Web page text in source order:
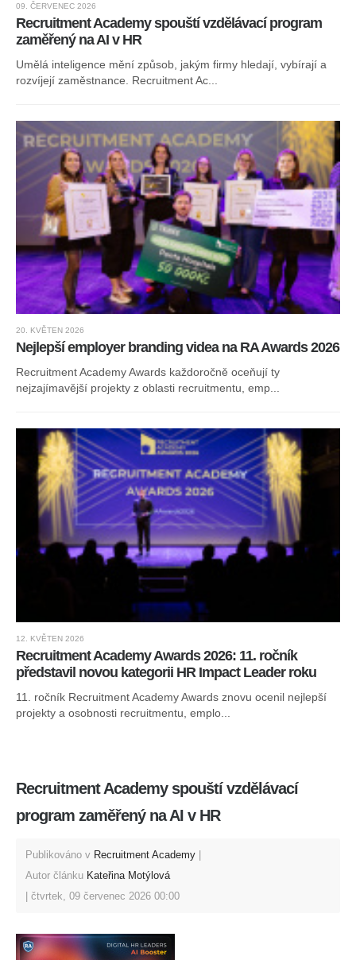
09. ČERVENEC 2026
Recruitment Academy spouští vzdělávací program
zaměřený na AI v HR
Umělá inteligence mění způsob, jakým firmy hledají, vybírají a
rozvíjejí zaměstnance. Recruitment Ac...
20. KVĚTEN 2026
Nejlepší employer branding videa na RA Awards 2026
Recruitment Academy Awards každoročně oceňují ty
nejzajímavější projekty z oblasti recruitmentu, emp...
12. KVĚTEN 2026
Recruitment Academy Awards 2026: 11. ročník
představil novou kategorii HR Impact Leader roku
11. ročník Recruitment Academy Awards znovu ocenil nejlepší
projekty a osobnosti recruitmentu, emplo...
Recruitment Academy spouští vzdělávací
program zaměřený na AI v HR
Publikováno v Recruitment Academy
Autor článku Kateřina Motýlová
čtvrtek, 09 červenec 2026 00:00